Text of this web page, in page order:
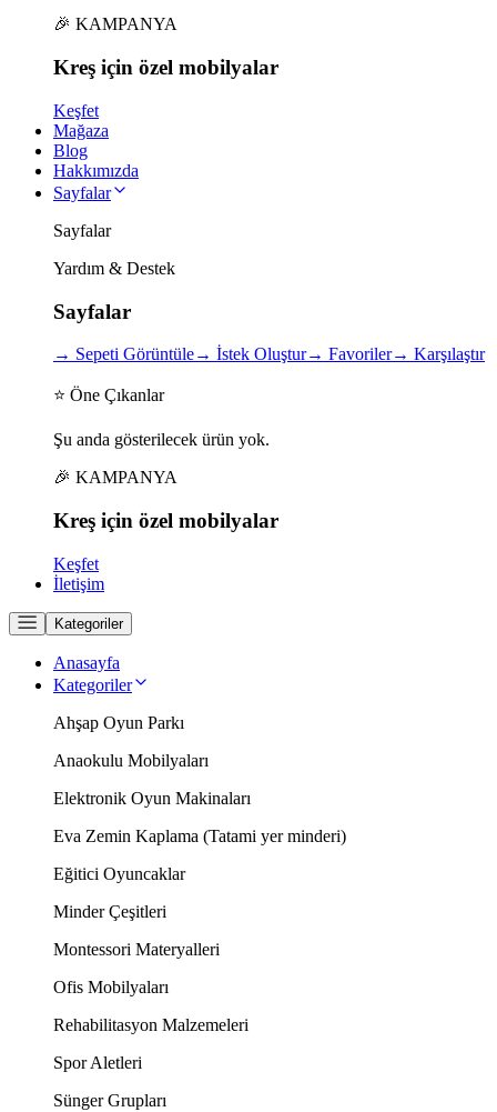
🎉 KAMPANYA
Kreş için özel mobilyalar
Keşfet
Mağaza
Blog
Hakkımızda
Sayfalar
Sayfalar
Yardım & Destek
Sayfalar
→ Sepeti Görüntüle→ İstek Oluştur→ Favoriler→ Karşılaştır
⭐ Öne Çıkanlar
Şu anda gösterilecek ürün yok.
🎉 KAMPANYA
Kreş için özel mobilyalar
Keşfet
İletişim
Kategoriler
Anasayfa
Kategoriler
Ahşap Oyun Parkı
Anaokulu Mobilyaları
Elektronik Oyun Makinaları
Eva Zemin Kaplama (Tatami yer minderi)
Eğitici Oyuncaklar
Minder Çeşitleri
Montessori Materyalleri
Ofis Mobilyaları
Rehabilitasyon Malzemeleri
Spor Aletleri
Sünger Grupları